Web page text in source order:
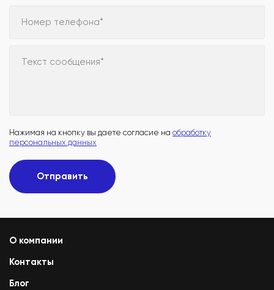
Номер телефона*
Текст сообщения*
Нажимая на кнопку вы даете согласие на обработку
персональных данных
Отправить
О компании
Контакты
Блог